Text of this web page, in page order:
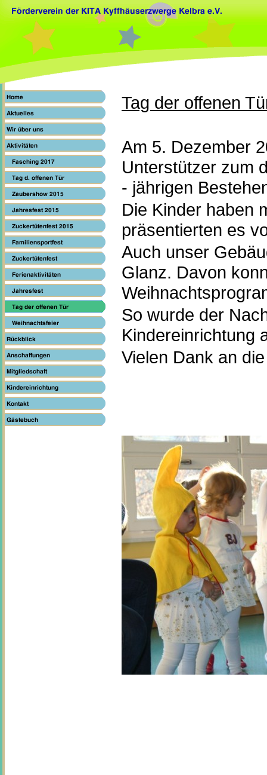
Tag der offenen
Am 5. Dezember
Unterstützer zum
- jährigen
Die Kinder haben
präsentierten es
Auch unser
Glanz. Davon
So wurde der
Kindereinrichtung
Vielen Dank an